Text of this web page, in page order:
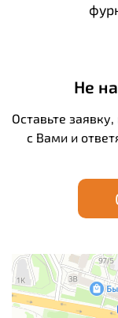
Не
Оставьте
с Вами и